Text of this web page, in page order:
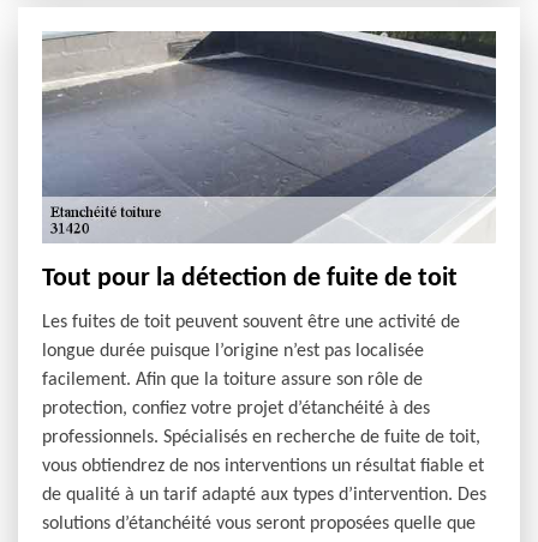
Tout pour la détection de fuite de toit
Les fuites de toit peuvent souvent être une activité de
longue durée puisque l’origine n’est pas localisée
facilement. Afin que la toiture assure son rôle de
protection, confiez votre projet d’étanchéité à des
professionnels. Spécialisés en recherche de fuite de toit,
vous obtiendrez de nos interventions un résultat fiable et
de qualité à un tarif adapté aux types d’intervention. Des
solutions d’étanchéité vous seront proposées quelle que